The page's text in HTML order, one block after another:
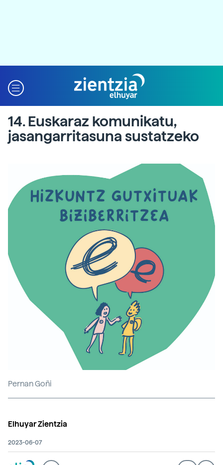
14. Euskaraz komunikatu,
jasangarritasuna sustatzeko
Pernan Goñi
Elhuyar Zientzia
2023-06-07